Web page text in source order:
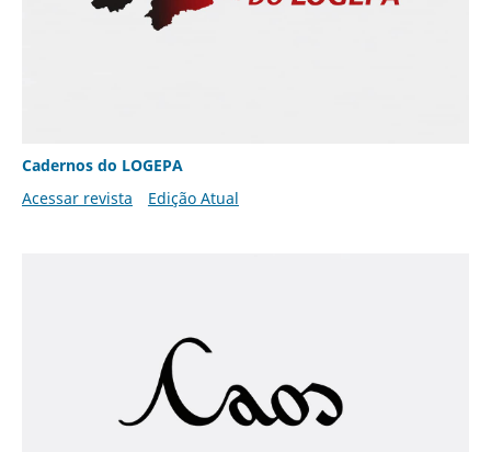
Cadernos do LOGEPA
Acessar revista
Edição Atual